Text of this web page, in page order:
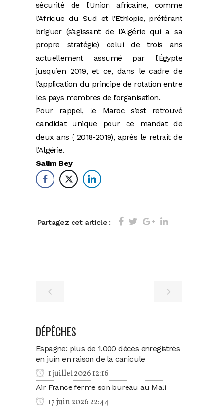
sécurité de l’Union africaine, comme
l’Afrique du Sud et l’Ethiopie, préférant
briguer (s’agissant de l’Algérie qui a sa
propre stratégie) celui de trois ans
actuellement assumé par l’Égypte
jusqu’en 2019, et ce, dans le cadre de
l’application du principe de rotation entre
les pays membres de l’organisation.
Pour rappel, le Maroc s’est retrouvé
candidat unique pour ce mandat de
deux ans ( 2018-2019), après le retrait de
l’Algérie.
Salim Bey
Partagez cet article :
DÉPÊCHES
Espagne: plus de 1.000 décès enregistrés
en juin en raison de la canicule
1 juillet 2026 12:16
Air France ferme son bureau au Mali
17 juin 2026 22:44